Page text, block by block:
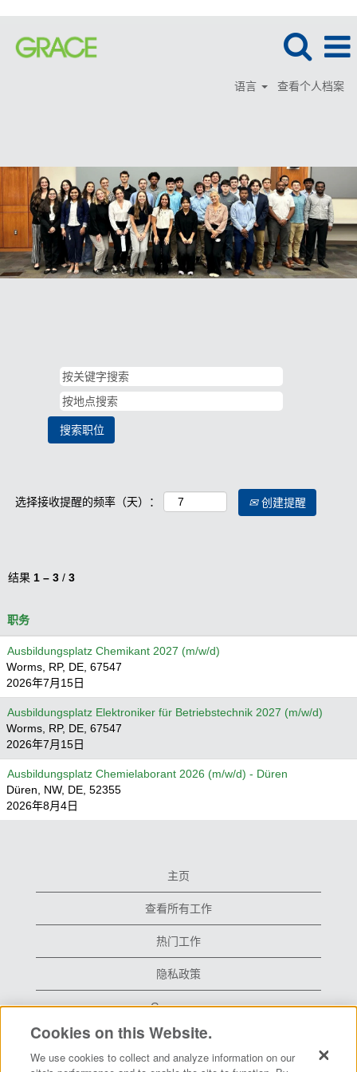
语言 查看个人档案
实
选择接收提醒的频率（天）： 创建提醒
结果 1 – 3 / 3
职务
Ausbildungsplatz Chemikant 2027 (m/w/d)
Worms, RP, DE, 67547
2026年7月15日
Ausbildungsplatz Elektroniker für Betriebstechnik 2027 (m/w/d)
Worms, RP, DE, 67547
2026年7月15日
Ausbildungsplatz Chemielaborant 2026 (m/w/d) - Düren
Düren, NW, DE, 52355
2026年8月4日
主页
查看所有工作
热门工作
隐私政策
Grace.com
在 在 在
Cookies on this Website.
We use cookies to collect and analyze information on our